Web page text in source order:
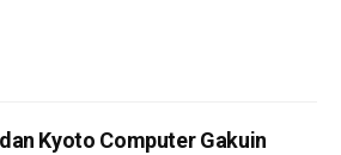
Kyoto Computer Gakuin